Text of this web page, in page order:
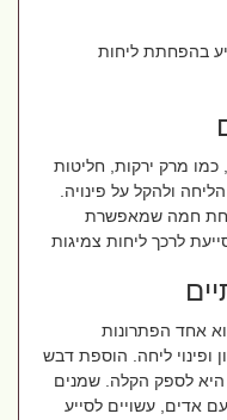
בהפחתת ליחות
מרק ירקות, חליטות
ולהקל על פינויה.
חמה שמאפשרת
הפתרונות
ליחה. הוספת דבש
לספק הקלה. שמנים
עשויים לסייע